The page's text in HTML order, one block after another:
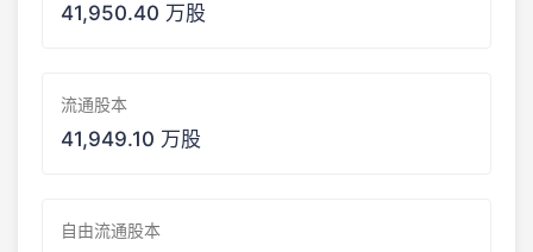
41,950.40 万股
流通股本
41,949.10 万股
自由流通股本